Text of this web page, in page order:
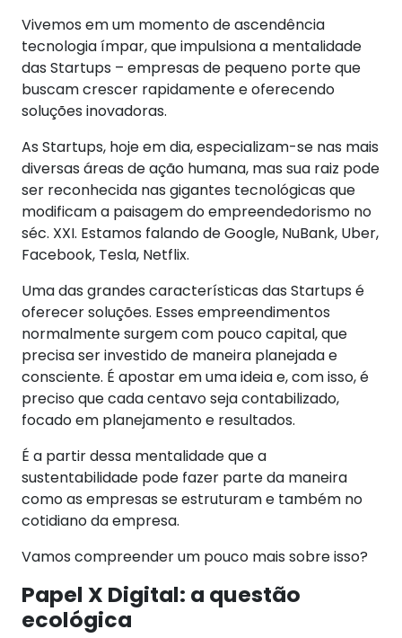
Vivemos em um momento de ascendência
tecnologia ímpar, que impulsiona a mentalidade
das Startups – empresas de pequeno porte que
buscam crescer rapidamente e oferecendo
soluções inovadoras.
As Startups, hoje em dia, especializam-se nas mais
diversas áreas de ação humana, mas sua raiz pode
ser reconhecida nas gigantes tecnológicas que
modificam a paisagem do empreendedorismo no
séc. XXI. Estamos falando de Google, NuBank, Uber,
Facebook, Tesla, Netflix.
Uma das grandes características das Startups é
oferecer soluções. Esses empreendimentos
normalmente surgem com pouco capital, que
precisa ser investido de maneira planejada e
consciente. É apostar em uma ideia e, com isso, é
preciso que cada centavo seja contabilizado,
focado em planejamento e resultados.
É a partir dessa mentalidade que a
sustentabilidade pode fazer parte da maneira
como as empresas se estruturam e também no
cotidiano da empresa.
Vamos compreender um pouco mais sobre isso?
Papel X Digital: a questão
ecológica